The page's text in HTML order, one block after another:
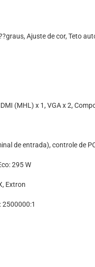
Ajuste de cor, Teto
(MHL) x 1, VGA x 2,
de entrada), controle de
295 W
Extron
2500000:1